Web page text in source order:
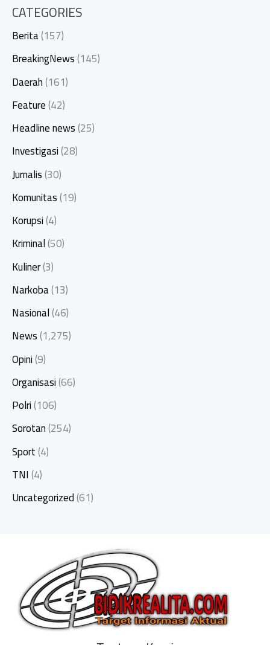
CATEGORIES
Berita(157)
BreakingNews(145)
Daerah(161)
Feature(42)
Headline news(25)
Investigasi(28)
Jurnalis(30)
Komunitas(19)
Korupsi(4)
Kriminal(50)
Kuliner(3)
Narkoba(13)
Nasional(46)
News(1,275)
Opini(9)
Organisasi(66)
Polri(106)
Sorotan(254)
Sport(4)
TNI(4)
Uncategorized(61)